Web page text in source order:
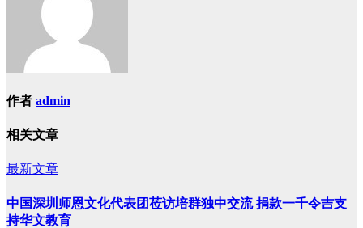
作者 admin
相关文章
最新文章
中国深圳师恩文化代表团莅访培群独中交流 捐款一千令吉支
持华文教育